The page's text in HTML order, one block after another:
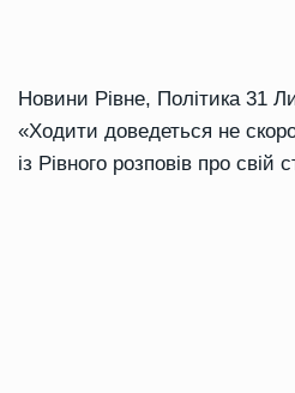
Новини Рівне, Політика 31
«Ходити доведеться не
із Рівного розповів про свій